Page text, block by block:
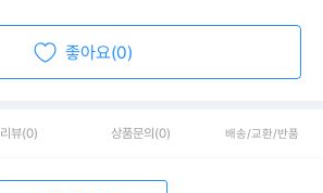
좋아요(0)
리뷰(0) 상품문의 (0) 배송/교환/반품